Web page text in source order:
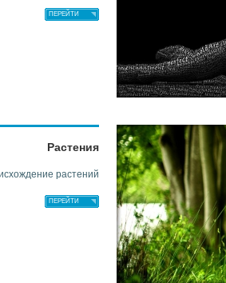
ПЕРЕЙТИ
Растения
растений
ПЕРЕЙТИ